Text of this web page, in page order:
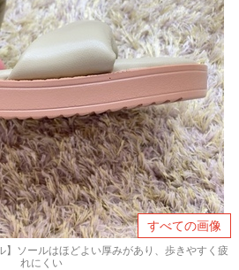
すべての画像
】ソールはほどよい厚みがあり、歩きやすく疲
れにくい